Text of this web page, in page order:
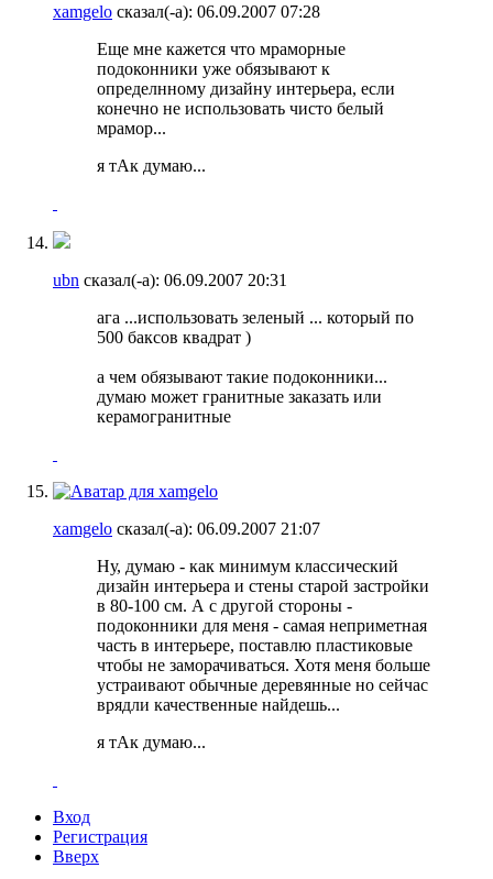
xamgelo сказал(-а): 06.09.2007 07:28
Еще мне кажется что мраморные
подоконники уже обязывают к
определнному дизайну интерьера, если
конечно не использовать чисто белый
мрамор...
я тАк думаю...
ubn сказал(-а): 06.09.2007 20:31
ага ...использовать зеленый ... который по
500 баксов квадрат )
а чем обязывают такие подоконники...
думаю может гранитные заказать или
керамогранитные
xamgelo сказал(-а): 06.09.2007 21:07
Ну, думаю - как минимум классический
дизайн интерьера и стены старой застройки
в 80-100 см. А с другой стороны -
подоконники для меня - самая неприметная
часть в интерьере, поставлю пластиковые
чтобы не заморачиваться. Хотя меня больше
устраивают обычные деревянные но сейчас
врядли качественные найдешь...
я тАк думаю...
Вход
Регистрация
Вверх